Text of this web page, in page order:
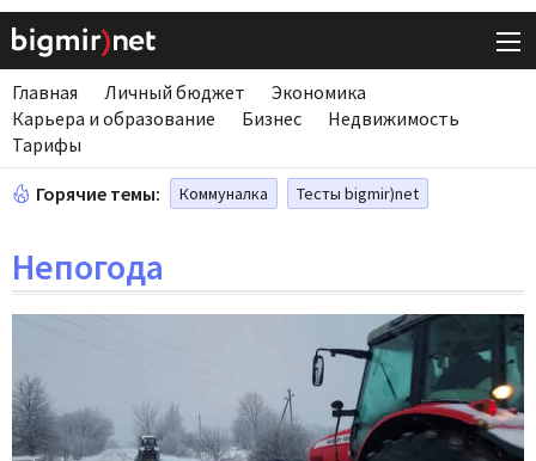
Главная Личный бюджет
Экономика
Карьера и образование
Бизнес
Недвижимость
Тарифы
Горячие темы: Коммуналка Тесты bigmir)net
Непогода